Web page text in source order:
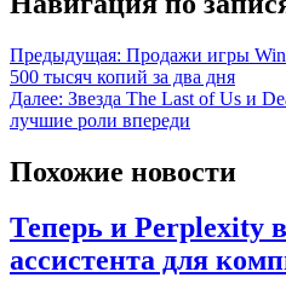
Предыдущая: Продажи игры
500 тысяч копий за два дня
Далее: Звезда The Last of Us и
лучшие роли впереди
Похожие новости
Теперь и Perplexity
ассистента для